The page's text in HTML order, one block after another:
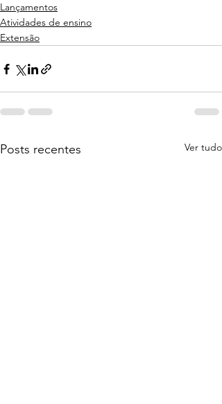
Lançamentos
Atividades de ensino
Extensão
Posts recentes Ver tudo